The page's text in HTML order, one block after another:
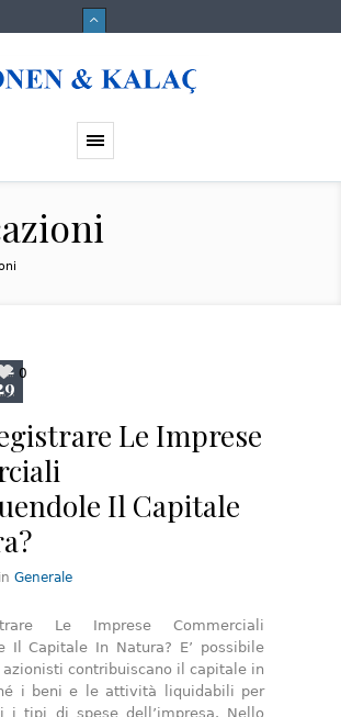
0
Le Imprese
Il Capitale
in Generale
Le Imprese Commerciali
Il Capitale In Natura? E’ possibile
contribuiscano il capitale in
i beni e le attività liquidabili per
i tipi di spese dell’impresa. Nello